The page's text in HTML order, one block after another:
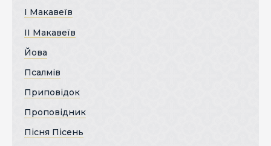
І Макавеїв
ІІ Макавеїв
Йова
Псалмів
Приповідок
Проповідник
Пісня Пісень